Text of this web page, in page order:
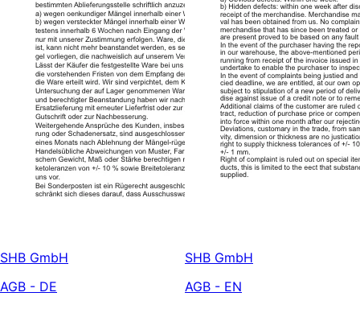
SHB GmbH
AGB - DE
SHB GmbH
AGB - EN